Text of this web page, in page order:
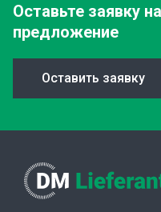
Оставьте заявку
предложение
Оставить заявку